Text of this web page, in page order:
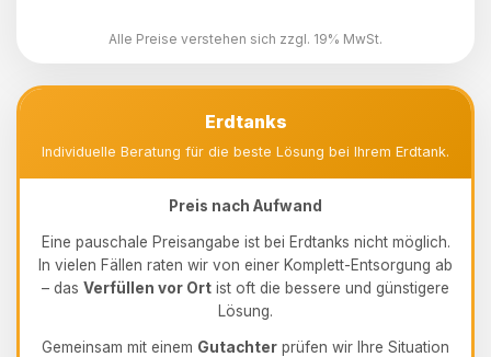
Alle Preise verstehen sich zzgl. 19% MwSt.
Erdtanks
Individuelle Beratung für die beste Lösung bei Ihrem Erdtank.
Preis nach Aufwand
Eine pauschale Preisangabe ist bei Erdtanks nicht möglich.
In vielen Fällen raten wir von einer Komplett-Entsorgung ab
– das Verfüllen vor Ort ist oft die bessere und günstigere
Lösung.
Gemeinsam mit einem Gutachter prüfen wir Ihre Situation